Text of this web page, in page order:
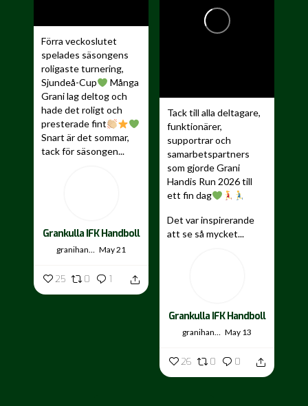
Förra veckoslutet
spelades säsongens
roligaste turnering,
Sjundeå-Cup
Många
Grani lag deltog och
hade det roligt och
presterade fint
Snart är det sommar,
tack för säsongen...
Grankulla IFK Handboll
granihandis May 21
25 0 1
Tack till alla deltagare,
funktionärer,
supportrar och
samarbetspartners
som gjorde Grani
Handis Run 2026 till
ett fin dag
Det var inspirerande
att se så mycket...
Grankulla IFK Handboll
granihandis May 13
26 0 0